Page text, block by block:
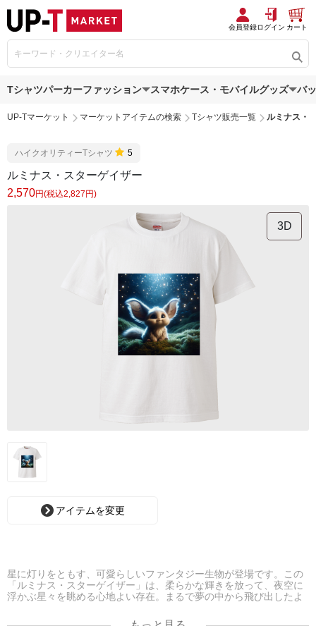
会員登録ログイン カート
Tシャツパーカーファッション スマホケース・モバイルグッズ バ
UP-Tマーケット マーケットアイテムの検索 Tシャツ販売一覧 ルミナス・
ハイクオリティーTシャツ 5
ルミナス・スターゲイザー
2,570円(税込2,827円)
3D
アイテムを変更
星に灯りをともす、可愛らしいファンタジー生物が登場です。この
「ルミナス・スターゲイザー」は、柔らかな輝きを放って、夜空に
浮かぶ星々を眺める心地よい存在。まるで夢の中から飛び出したよ
フルなムードを演出してくれること間違いなし！✨